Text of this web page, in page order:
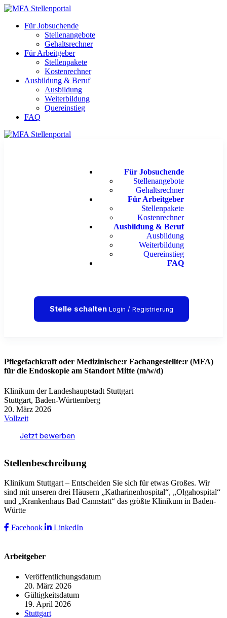
Für Jobsuchende
Stellenangebote
Gehaltsrechner
Für Arbeitgeber
Stellenpakete
Kostenrechner
Ausbildung & Beruf
Ausbildung
Weiterbildung
Quereinstieg
FAQ
Für Jobsuchende
Stellenangebote
Gehaltsrechner
Für Arbeitgeber
Stellenpakete
Kostenrechner
Ausbildung & Beruf
Ausbildung
Weiterbildung
Quereinstieg
FAQ
Stelle schalten Login / Registrierung
Pflegefachkraft oder Medizinische:r Fachangestellte:r (MFA)
für die Endoskopie am Standort Mitte (m/w/d)
Klinikum der Landeshauptstadt Stuttgart
Stuttgart, Baden-Württemberg
20. März 2026
Vollzeit
Jetzt bewerben
Stellenbeschreibung
Klinikum Stuttgart – Entscheiden Sie sich für etwas Großes. Wir
sind mit unseren drei Häusern „Katharinenhospital“, „Olgahospital“
und „Krankenhaus Bad Cannstatt“ das größte Klinikum in Baden-
Württe
Facebook
LinkedIn
Arbeitgeber
Veröffentlichungsdatum
20. März 2026
Gültigkeitsdatum
19. April 2026
Stuttgart